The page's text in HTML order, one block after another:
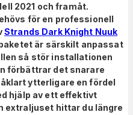
2021 och framåt.
för en professionell
Strands Dark Knight Nuuk
är särskilt anpassat
så stör installationen
förbättrar det snarare
ytterligare en fördel
hjälp av ett effektivt
extraljuset hittar du längre